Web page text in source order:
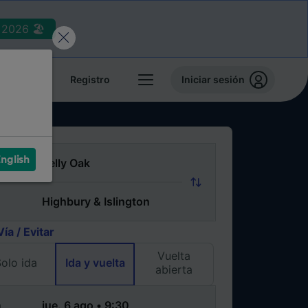
2026 🏖️
Registro Iniciar sesión
/ Evitar
ida Ida y vuelta
Vuelta
abierta